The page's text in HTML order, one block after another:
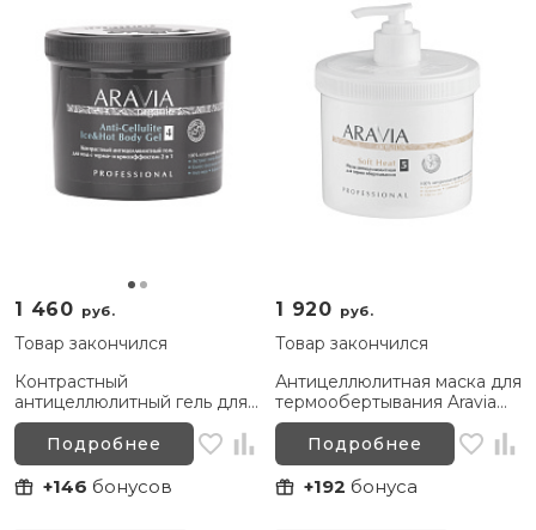
1 460 руб.
Товар закончился
Контрастный
антицеллюлитный гель для
тела с термо и крио
эффектом Anti-Cellulite
Ice&Hot Body Gel Aravia
Organic 550 мл
Подробнее
+146 бонусов
1 920 руб.
Товар закончился
Антицеллюлитная маска для
термообертывания Aravia
Organic Soft Heat, 550 мл
Подробнее
+192 бонуса